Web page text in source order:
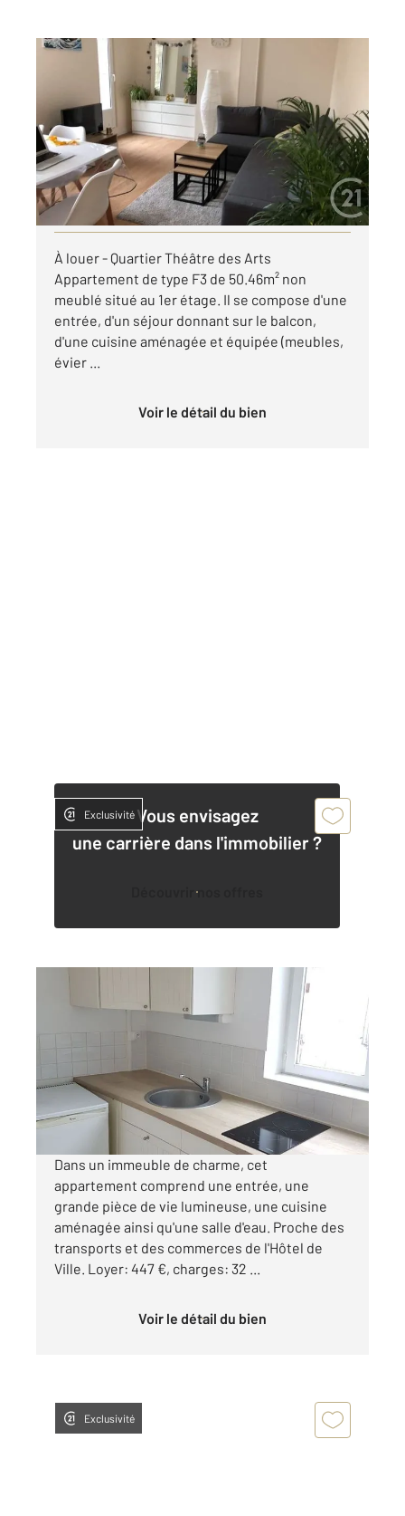
ROUEN 76
50,46 m
2, 3 pièces
Ref : 8220
Appartement F3 à louer
857 €
par mois charges comprises
Visiter le site dédié
À louer - Quartier Théâtre des Arts
Appartement de type F3 de 50.46m² non
meublé situé au 1er étage. Il se compose d'une
entrée, d'un séjour donnant sur le balcon,
d'une cuisine aménagée et équipée (meubles,
évier ...
Voir le détail du bien
Vous envisagez
une carrière dans l'immobilier ?
Découvrir nos offres
Exclusivité
30,50 m , 1 pièce
479 €
par mois charges comprises
Dans un immeuble de charme, cet
appartement comprend une entrée, une
grande pièce de vie lumineuse, une cuisine
aménagée ainsi qu'une salle d'eau. Proche des
transports et des commerces de l'Hôtel de
Ville. Loyer: 447 €, charges: 32 ...
Voir le détail du bien
Exclusivité